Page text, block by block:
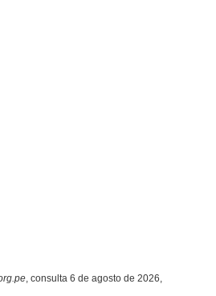
, consulta 6 de agosto de 2026,